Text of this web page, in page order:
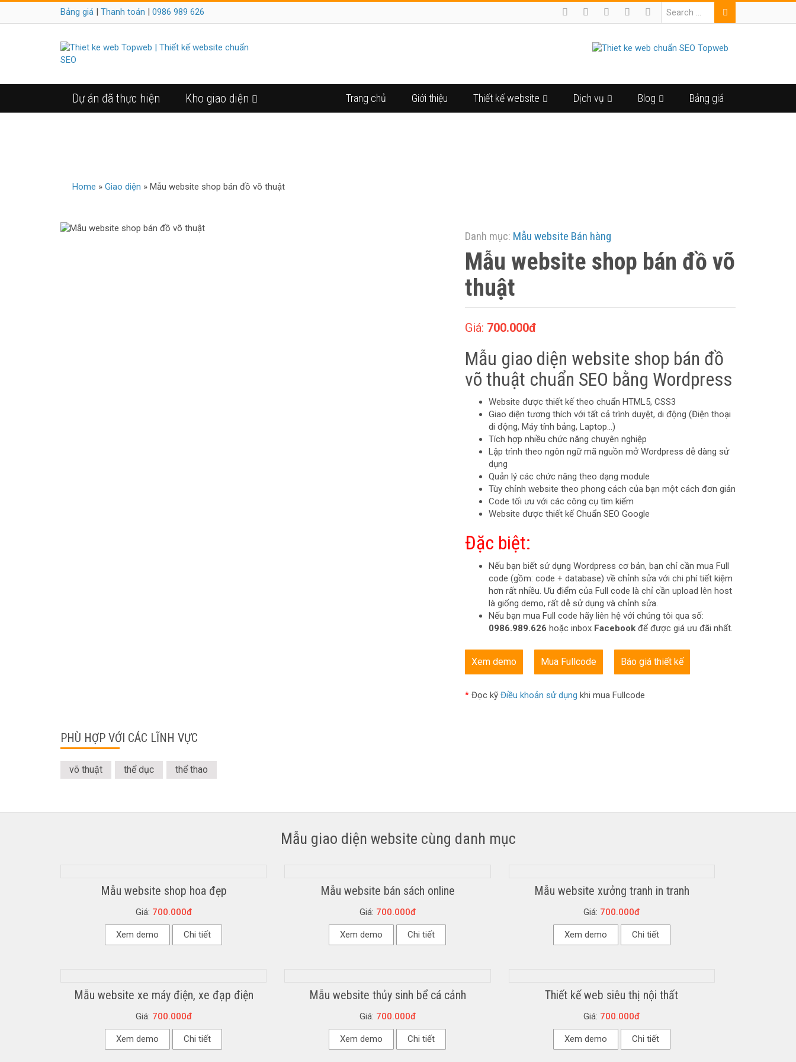
Bảng giá | Thanh toán | 0986 989 626
Dự án đã thực hiện Kho giao diện Trang chủ Giới thiệu Thiết kế website Dịch vụ Blog Bảng giá
Home » Giao diện » Mẫu website shop bán đồ võ thuật
Danh mục: Mẫu website Bán hàng
Mẫu website shop bán đồ võ
thuật
Giá: 700.000đ
Mẫu giao diện website shop bán đồ
võ thuật chuẩn SEO bằng Wordpress
Website được thiết kế theo chuẩn HTML5, CSS3
Giao diện tương thích với tất cả trình duyệt, di động (Điện thoại
di động, Máy tính bảng, Laptop…)
Tích hợp nhiều chức năng chuyên nghiệp
Lập trình theo ngôn ngữ mã nguồn mở Wordpress dễ dàng sử
dụng
Quản lý các chức năng theo dạng module
Tùy chỉnh website theo phong cách của bạn một cách đơn giản
Code tối ưu với các công cụ tìm kiếm
Website được thiết kế Chuẩn SEO Google
Đặc biệt:
Nếu bạn biết sử dụng Wordpress cơ bản, bạn chỉ cần mua Full
code (gồm: code + database) về chỉnh sửa với chi phí tiết kiệm
hơn rất nhiều. Ưu điểm của Full code là chỉ cần upload lên host
là giống demo, rất dễ sử dụng và chỉnh sửa.
Nếu bạn mua Full code hãy liên hệ với chúng tôi qua số:
0986.989.626 hoặc inbox Facebookđể được giá ưu đãi nhất.
Xem demo Mua Fullcode Báo giá thiết kế
*Đọc kỹ Điều khoản sử dụng khi mua Fullcode
PHÙ HỢP VỚI CÁC LĨNH VỰC
võ thuật thể dục thể thao
Mẫu giao diện website cùng danh mục
Mẫu website shop hoa đẹp
Giá: 700.000đ
Xem demo Chi tiết
Mẫu website bán sách online
Giá: 700.000đ
Xem demo Chi tiết
Mẫu website xưởng tranh in tranh
Giá: 700.000đ
Xem demo Chi tiết
Mẫu website xe máy điện, xe đạp điện
Giá: 700.000đ
Xem demo Chi tiết
Mẫu website thủy sinh bể cá cảnh
Giá: 700.000đ
Xem demo Chi tiết
Thiết kế web siêu thị nội thất
Giá: 700.000đ
Xem demo Chi tiết